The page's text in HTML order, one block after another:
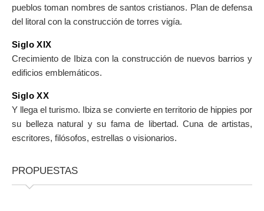
pueblos toman nombres de santos cristianos. Plan de defensa
del litoral con la construcción de torres vigía.
Siglo XIX
Crecimiento de Ibiza con la construcción de nuevos barrios y
edificios emblemáticos.
Siglo XX
Y llega el turismo. Ibiza se convierte en territorio de hippies por
su belleza natural y su fama de libertad. Cuna de artistas,
escritores, filósofos, estrellas o visionarios.
PROPUESTAS